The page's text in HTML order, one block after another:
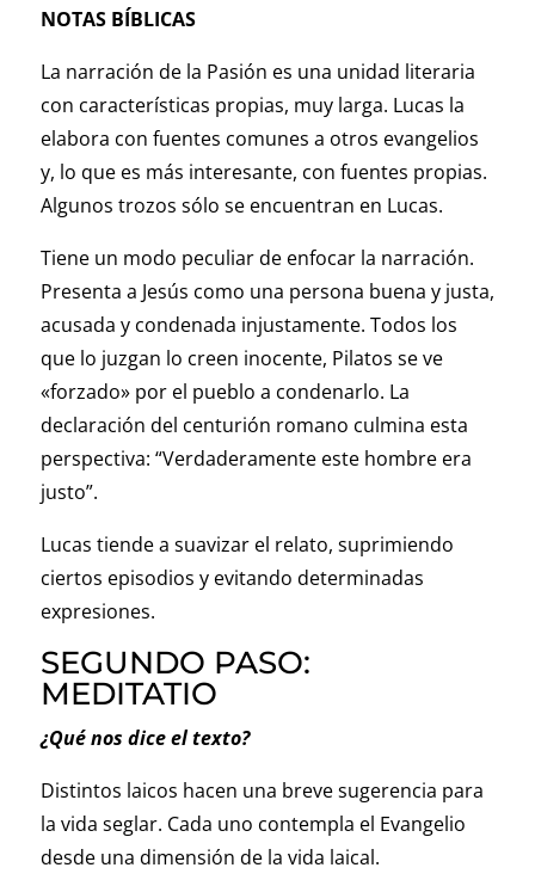
NOTAS BÍBLICAS
La narración de la Pasión es una unidad literaria
con características propias, muy larga. Lucas la
elabora con fuentes comunes a otros evangelios
y, lo que es más interesante, con fuentes propias.
Algunos trozos sólo se encuentran en Lucas.
Tiene un modo peculiar de enfocar la narración.
Presenta a Jesús como una persona buena y justa,
acusada y condenada injustamente. Todos los
que lo juzgan lo creen inocente, Pilatos se ve
«forzado» por el pueblo a condenarlo. La
declaración del centurión romano culmina esta
perspectiva: “Verdaderamente este hombre era
justo”.
Lucas tiende a suavizar el relato, suprimiendo
ciertos episodios y evitando determinadas
expresiones.
SEGUNDO PASO:
MEDITATIO
¿Qué nos dice el texto?
Distintos laicos hacen una breve sugerencia para
la vida seglar. Cada uno contempla el Evangelio
desde una dimensión de la vida laical.